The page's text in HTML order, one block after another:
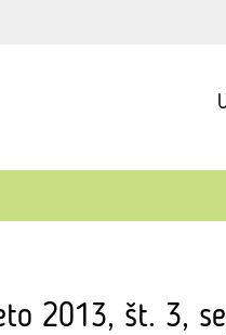
2013, št. 3,